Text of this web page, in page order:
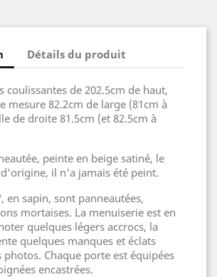
Détails du produit
coulissantes de 202.5cm de haut,
mesure 82.2cm de large (81cm à
de droite 81.5cm (et 82.5cm à
peinte en beige satiné, le
il n'a jamais été peint.
en sapin, sont panneautées,
mortaises. La menuiserie est en
quelques légers accrocs, la
quelques manques et éclats
photos. Chaque porte est équipées
encastrées.